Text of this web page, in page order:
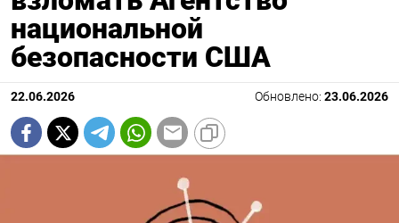
национальной
безопасности США
22.06.2026 Обновлено: 23.06.2026